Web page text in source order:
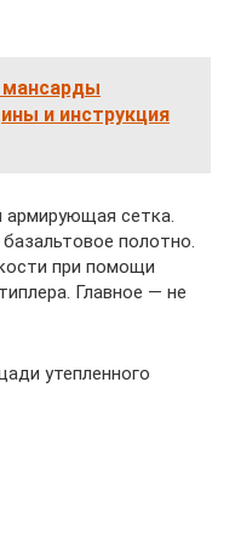
мансарды
и инструкция
армирующая сетка.
полотно.
при помощи
Главное — не
утепленного